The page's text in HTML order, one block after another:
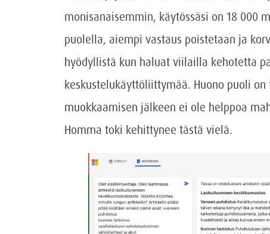
monisanaisemmin, käytössäsi on 18 000
puolella, aiempi vastaus poistetaan ja
hyödyllistä kun haluat viilailla kehotetta
keskustelukäyttöliittymää. Huono puoli
muokkaamisen jälkeen ei ole helppoa
Homma toki kehittynee tästä vielä.